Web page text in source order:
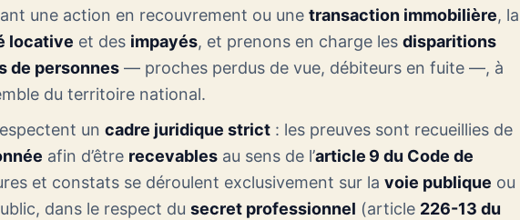
une action en recouvrement ou unetransaction immobilière, la
locative et des impayés, et prenons en charge lesdisparitions
de personnes — proches perdus de vue, débiteurs en fuite —, à
du territoire national.
uncadre juridique strict : les preuves sont recueillies de
afin d’être recevables au sens de l’article 9 du Code de
et constats se déroulent exclusivement sur lavoie publique ou
dans le respect dusecret professionnel (article 226-13 du